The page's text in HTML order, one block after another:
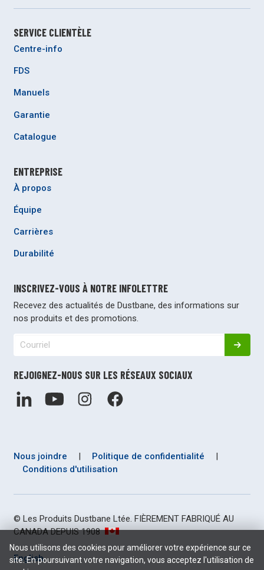
SERVICE CLIENTÈLE
Centre-info
FDS
Manuels
Garantie
Catalogue
ENTREPRISE
À propos
Équipe
Carrières
Durabilité
INSCRIVEZ-VOUS À NOTRE INFOLETTRE
Recevez des actualités de Dustbane, des informations sur
nos produits et des promotions.
REJOIGNEZ-NOUS SUR LES RÉSEAUX SOCIAUX
Nous joindre | Politique de confidentialité
|
Conditions d'utilisation
© Les Produits Dustbane Ltée. FIÈREMENT FABRIQUÉ AU
CANADA DEPUIS 1908
English
Nous utilisons des cookies pour améliorer votre expérience sur ce
site. En poursuivant votre navigation, vous acceptez l'utilisation de